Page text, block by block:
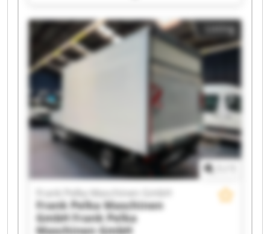
Frank Pelka Maschinen GmbH Frank Pelka
Maschinen GmbH Frank Pelka Maschinen GmbH
Frank Pelka Maschinen GmbH Frank Pelka
Maschinen GmbH Frank Pelka Maschinen GmbH
Frank Pelka Maschinen GmbH Frank Pelka
Maschinen GmbH Frank Pelka Maschinen GmbH
Frank Pelka Maschinen GmbH Frank Pelka
Maschinen GmbH Frank Pelka Maschinen GmbH
Frank Pelka Maschinen GmbH Frank Pelka
Maschinen GmbH
Listing
Frank Pelka Maschinen GmbH
Frank Pelka Maschinen
GmbHFrank Pelka
Maschinen GmbH